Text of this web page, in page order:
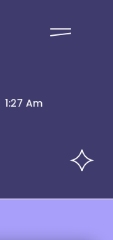
1:27 Am